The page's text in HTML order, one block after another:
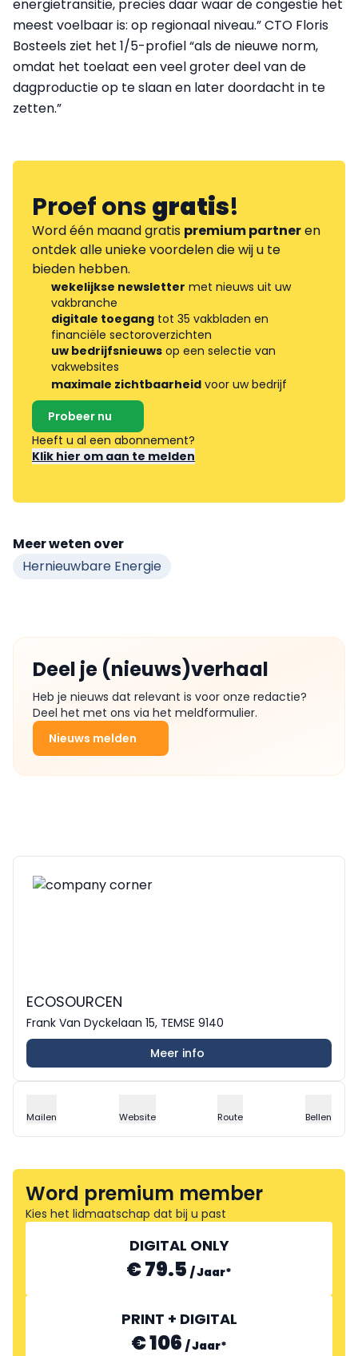
energietransitie, precies daar waar de congestie het
meest voelbaar is: op regionaal niveau.” CTO Floris
Bosteels ziet het 1/5-profiel “als de nieuwe norm,
omdat het toelaat een veel groter deel van de
dagproductie op te slaan en later doordacht in te
zetten.”
Proef onsgratis!
Word één maand gratis premium partneren
ontdek alle unieke voordelen die wij u te
bieden hebben.
wekelijkse newsletter met nieuws uit uw
vakbranche
digitale toegang tot 35 vakbladen en
financiële sectoroverzichten
uw bedrijfsnieuws op een selectie van
vakwebsites
maximale zichtbaarheid voor uw bedrijf
Probeer nu
Heeft u al een abonnement?
Klik hier om aan te melden
Meer weten over
Hernieuwbare Energie
Deel je (nieuws)verhaal
Heb je nieuws dat relevant is voor onze redactie?
Deel het met ons via het meldformulier.
Nieuws melden
ECOSOURCEN
Frank Van Dyckelaan 15, TEMSE 9140
Meer info
Mailen Website Route Bellen
Word premium member
Kies het lidmaatschap dat bij u past
DIGITAL ONLY
€ 79.5 /Jaar*
PRINT + DIGITAL
€ 106 /Jaar*